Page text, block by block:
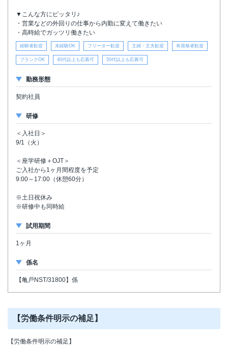
▼こんな方にピッタリ♪
・営業などの外回りの仕事から内勤に変えて働きたい
・高時給でガッツリ働きたい
経験者歓迎 未経験OK フリーター歓迎 主婦・主夫歓迎 有資格者歓迎
ブランクOK 40代以上も応募可 50代以上も応募可
勤務形態
契約社員
研修
＜入社日＞
9/1（火）
＜座学研修＋OJT＞
ご入社から1ヶ月間程度を予定
9:00～17:00（休憩60分）
※土日祝休み
※研修中も同時給
試用期間
1ヶ月
係名
【亀戸NST/31800】係
【労働条件明示の補足】
【労働条件明示の補足】